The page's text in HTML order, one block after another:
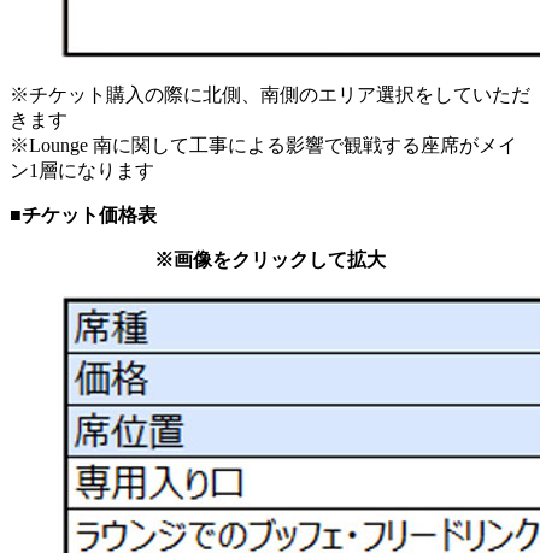
※チケット購入の際に北側、南側のエリア選択をしていただ
きます
※Lounge 南に関して工事による影響で観戦する座席がメイ
ン1層になります
■チケット価格表
※画像をクリックして拡大